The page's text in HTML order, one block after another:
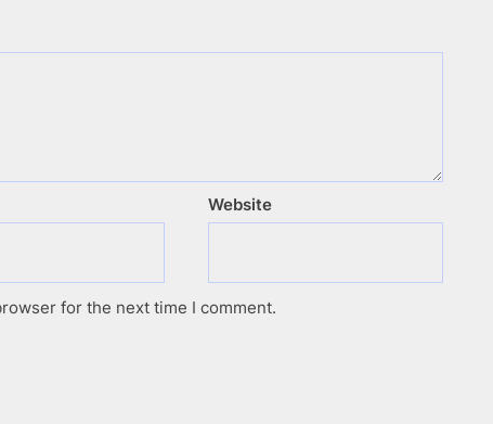
Website
for the next time I comment.